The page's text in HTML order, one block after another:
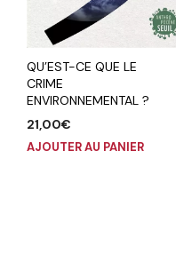
QU’EST-CE QUE LE
CRIME
ENVIRONNEMENTAL ?
21,00€
AJOUTER AU PANIER